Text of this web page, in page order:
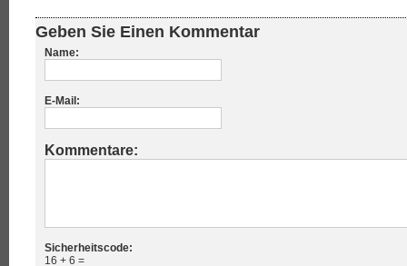
Geben Sie Einen Kommentar
Name:
E-Mail:
Kommentare:
Sicherheitscode:
16 + 6 =